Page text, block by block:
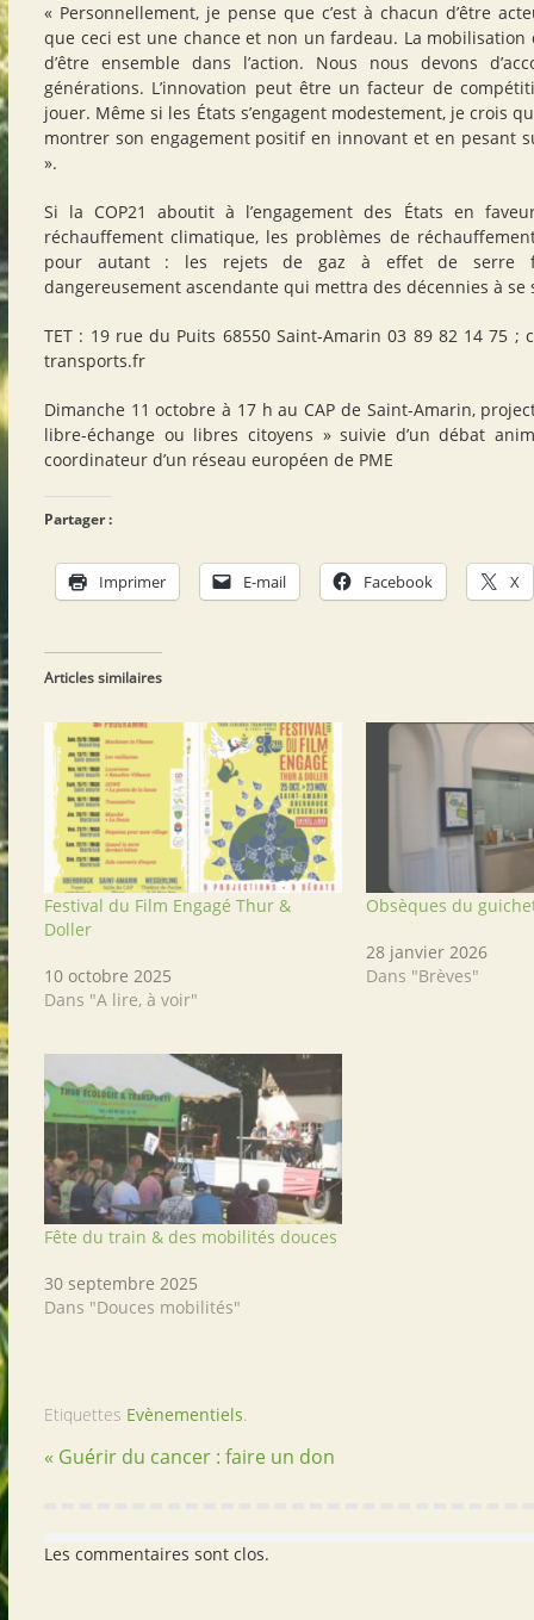
« Personnellement, je pense que c’est à chacun d’être
que ceci est une chance et non un fardeau. La
d’être ensemble dans l’action. Nous nous devons
générations. L’innovation peut être un facteur de
jouer. Même si les États s’engagent modestement, je crois
montrer son engagement positif en innovant et en pesant
».
Si la COP21 aboutit à l’engagement des États en
réchauffement climatique, les problèmes de
pour autant : les rejets de gaz à effet de serre
dangereusement ascendante qui mettra des décennies à se
TET : 19 rue du Puits 68550 Saint-Amarin 03 89 82 14 75 ;
transports.fr
Dimanche 11 octobre à 17 h au CAP de Saint-Amarin,
libre-échange ou libres citoyens » suivie d’un débat
coordinateur d’un réseau européen de PME
Partager :
Imprimer E-mail Facebook X
Articles similaires
Festival du Film Engagé Thur &
Doller
10 octobre 2025
Dans "A lire, à voir"
Obsèques du
28 janvier 2026
Dans "Brèves"
Fête du train & des mobilités douces
30 septembre 2025
Dans "Douces mobilités"
Etiquettes Evènementiels
« Guérir du cancer : faire un don
Les commentaires sont clos.